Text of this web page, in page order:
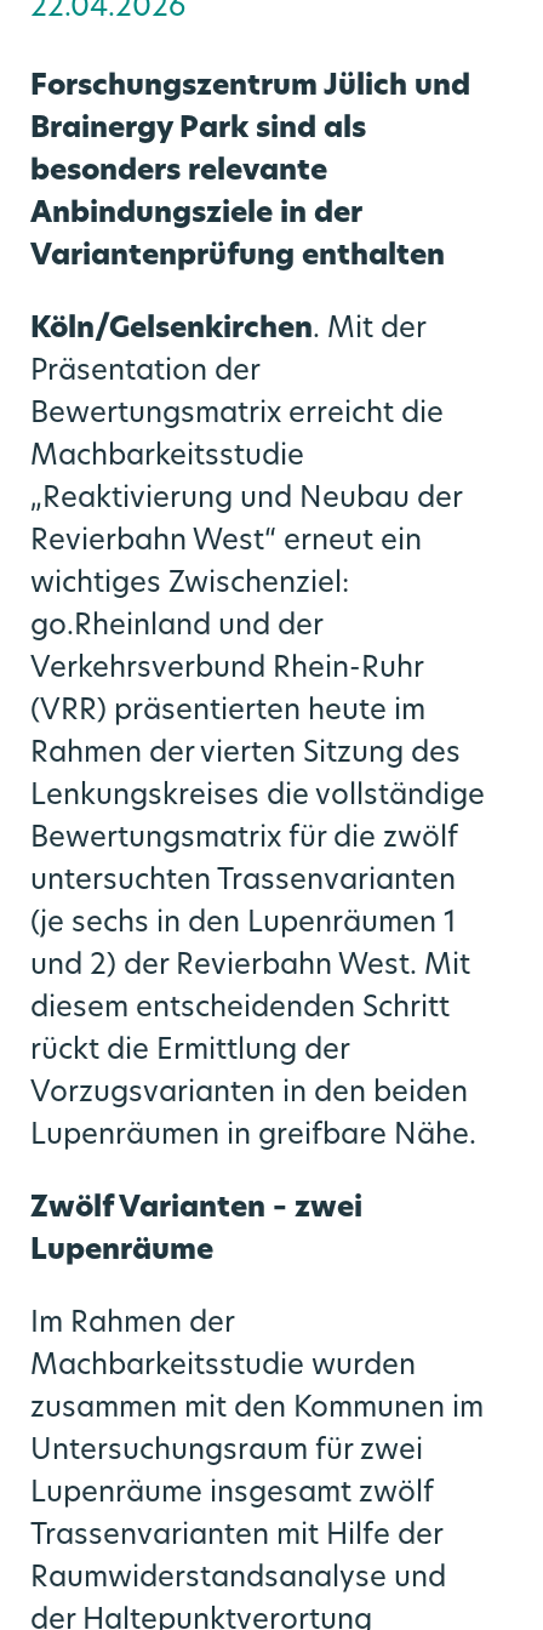
22.04.2026
Forschungszentrum Jülich und
Brainergy Park sind als
besonders relevante
Anbindungsziele in der
Variantenprüfung enthalten
Köln/Gelsenkirchen. Mit der
Präsentation der
Bewertungsmatrix erreicht die
Machbarkeitsstudie
„Reaktivierung und Neubau der
Revierbahn West“ erneut ein
wichtiges Zwischenziel:
go.Rheinland und der
Verkehrsverbund Rhein-Ruhr
(VRR) präsentierten heute im
Rahmen der vierten Sitzung des
Lenkungskreises die vollständige
Bewertungsmatrix für die zwölf
untersuchten Trassenvarianten
(je sechs in den Lupenräumen 1
und 2) der Revierbahn West. Mit
diesem entscheidenden Schritt
rückt die Ermittlung der
Vorzugsvarianten in den beiden
Lupenräumen in greifbare Nähe.
Zwölf Varianten – zwei
Lupenräume
Im Rahmen der
Machbarkeitsstudie wurden
zusammen mit den Kommunen im
Untersuchungsraum für zwei
Lupenräume insgesamt zwölf
Trassenvarianten mit Hilfe der
Raumwiderstandsanalyse und
der Haltepunktverortung
Förderprogramme
CoKo Rechner
Publikationen
Pressemeldungen Partner
Pressekontakte
go.Update – Newsletter